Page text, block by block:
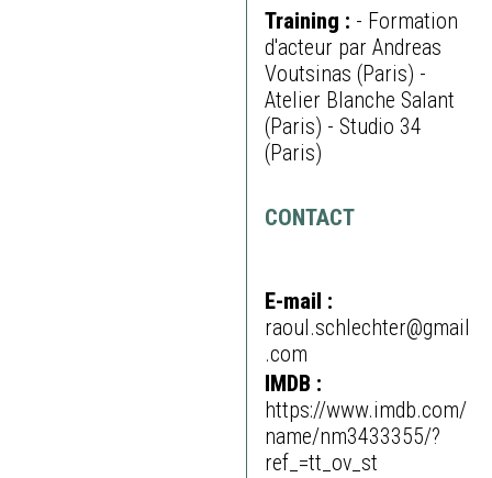
Training : - Formation
d'acteur par Andreas
Voutsinas (Paris) -
Atelier Blanche Salant
(Paris) - Studio 34
(Paris)
CONTACT
E-mail :
raoul.schlechter@gmail
.com
IMDB :
https://www.imdb.com/
name/nm3433355/?
ref_=tt_ov_st